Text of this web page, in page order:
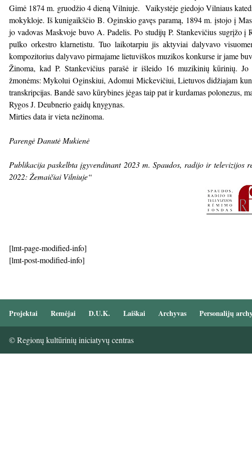
Gimė 1874 m. gruodžio 4 dieną Vilniuje. Vaikystėje giedojo Vilniaus
mokykloje. Iš kunigaikščio B. Oginskio gavęs paramą, 1894 m. įstojo į
jo vadovas Maskvoje buvo A. Padelis. Po studijų P. Stankevičius sugrįžo
pulko orkestro klarnetistu. Tuo laikotarpiu jis aktyviai dalyvavo
kompozitorius dalyvavo pirmajame lietuviškos muzikos konkurse ir jame
Žinoma, kad P. Stankevičius parašė ir išleido 16 muzikinių kūrinių.
žmonėms: Mykolui Oginskiui, Adomui Mickevičiui, Lietuvos didžiajam
transkripcijas. Bandė savo kūrybines jėgas taip pat ir kurdamas polonezus,
Rygos J. Deubnerio gaidų knygynas.
Mirties data ir vieta nežinoma.
Parengė Danutė Mukienė
Publikacija paskelbta įgyvendinant 2023 m. Spaudos, radijo ir televizijos
2022: Žemaičiai Vilniuje“
[lmt-page-modified-info]
[lmt-post-modified-info]
Projektai Remėjai D.U.K. Laiškai Archyvas Personalijų
© Regionų kultūrinių iniciatyvų centras